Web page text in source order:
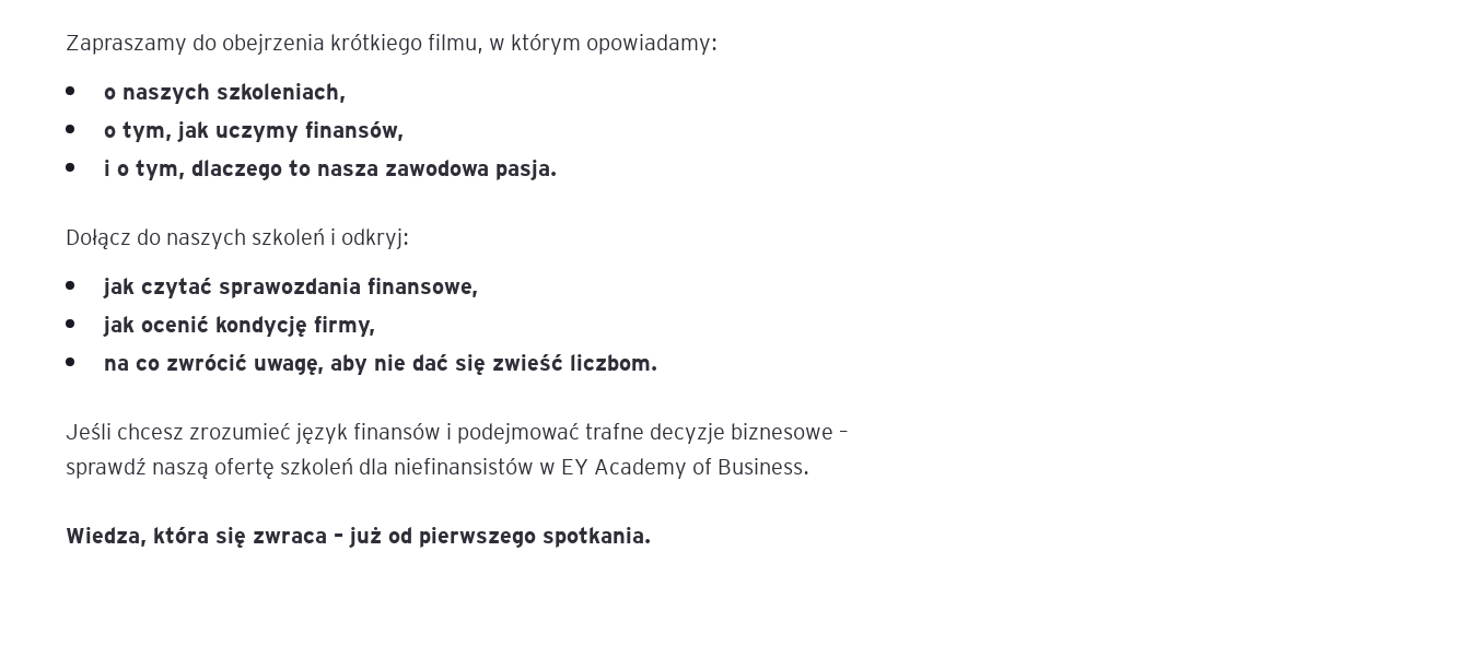
Legal AI – sztuczna inteligencja
Zapraszamy do obejrzenia krótkiego filmu, w którym opowiadamy:
o naszych szkoleniach,
o tym, jak uczymy finansów,
i o tym, dlaczego to nasza zawodowa pasja.
Dołącz do naszych szkoleń i odkryj:
jak czytać sprawozdania finansowe,
jak ocenić kondycję firmy,
na co zwrócić uwagę, aby nie dać się zwieść liczbom.
Jeśli chcesz zrozumieć język finansów i podejmować trafne decyzje biznesowe –
sprawdź naszą ofertę szkoleń dla niefinansistów w EY Academy of Business.
Wiedza, która się zwraca – już od pierwszego spotkania.